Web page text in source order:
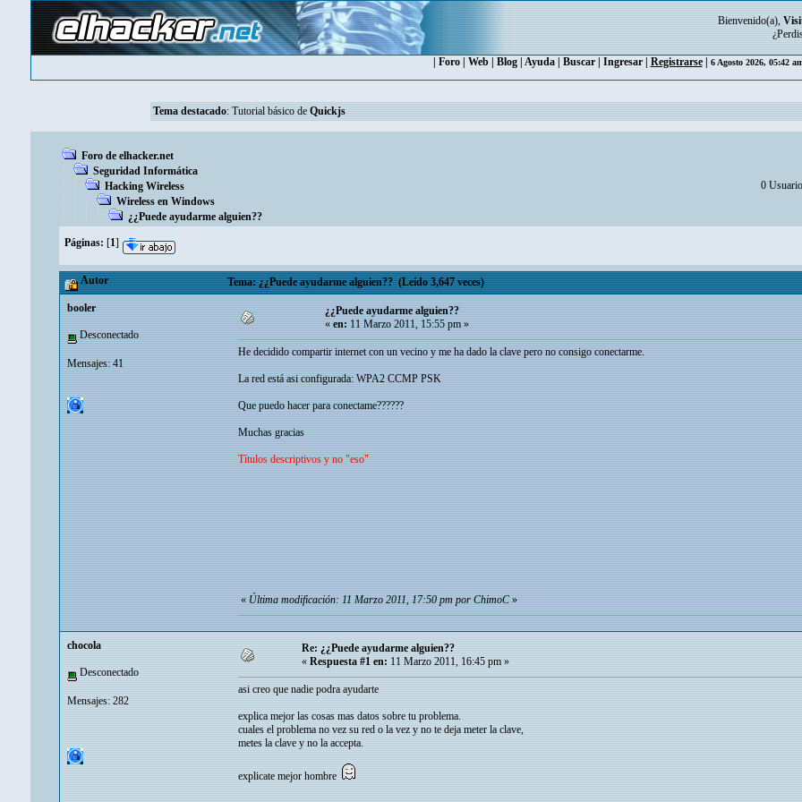
Bienvenido(a),
Foro| Web| Blog| Ayuda| Buscar| Ingresar| Registrarse| 6 Agosto 2026, 05:42
Tema destacado: Tutorial básico de Quickjs
Foro de elhacker.net
Seguridad Informática
Hacking Wireless
Wireless en Windows
¿¿Puede ayudarme alguien??
0
Páginas: [1]
Autor Tema: ¿¿Puede ayudarme alguien?? (Leído 3,647 veces)
booler
Desconectado
Mensajes: 41
¿¿Puede ayudarme alguien??
«en:11 Marzo 2011, 15:55 pm »
He decidido compartir internet con un vecino y me ha dado la clave pero no consigo conectarme.
La red está asi configurada: WPA2 CCMP PSK
Que puedo hacer para conectame??????
Muchas gracias
Títulos descriptivos y no "eso"
«Última modificación: 11 Marzo 2011, 17:50 pm por ChimoC»
chocola
Desconectado
Mensajes: 282
Re: ¿¿Puede ayudarme alguien??
« Respuesta #1 en: 11 Marzo 2011, 16:45 pm »
asi creo que nadie podra ayudarte
explica mejor las cosas mas datos sobre tu problema.
cuales el problema no vez su red o la vez y no te deja meter la clave,
metes la clave y no la accepta.
explicate mejor hombre